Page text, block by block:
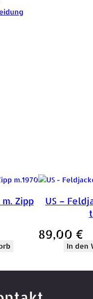
Zipp
US –
89,00 €
In den